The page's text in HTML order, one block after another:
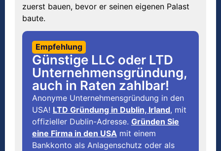
zuerst bauen, bevor er seinen eigenen Palast
baute.
Empfehlung
Günstige LLC oder LTD
Unternehmensgründung,
auch in Raten zahlbar!
Anonyme Unternehmensgründung in den
USA! LTD Gründung in Dublin, Irland, mit
offizieller Dublin-Adresse. Gründen Sie
eine Firma in den USA mit einem
Bankkonto als Anlagenschutz oder als